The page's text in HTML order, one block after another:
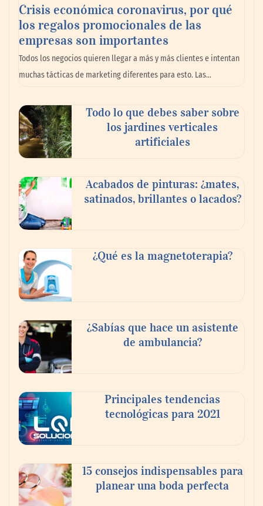
Dr. Enrique Aramendía, oftalmólogo de
Policlínica Gipuzkoa: «Durante el eclipse,
un minuto de espectáculo, un daño para
siempre»
El Foro Iberoamericano volverá a tener un
gran protagonismo en la próxima feria
Veteco, en la que Colombia será el país
invitado
Crisis económica coronavirus, por qué
los regalos promocionales de las
empresas son importantes
Todos los negocios quieren llegar a más y más clientes e intentan
muchas tácticas de marketing diferentes para esto. Las…
Todo lo que debes saber sobre
los jardines verticales
artificiales
Acabados de pinturas: ¿mates,
satinados, brillantes o lacados?
¿Qué es la magnetoterapia?
¿Sabías que hace un asistente
de ambulancia?
Principales tendencias
tecnológicas para 2021
15 consejos indispensables para
planear una boda perfecta